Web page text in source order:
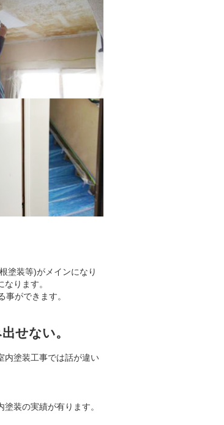
塗装等)がメインになり
ります。
ができます。
せない。
内塗装工事では話が違い
装の実績が有ります。